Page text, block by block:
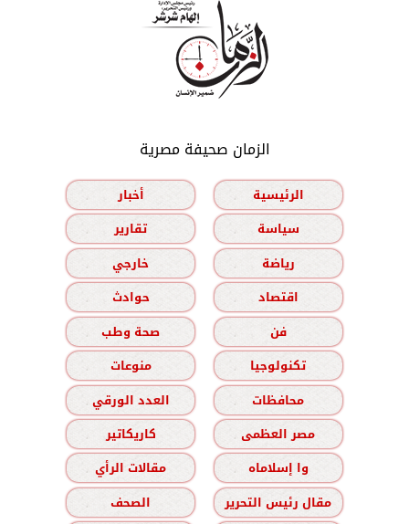
الزمان صحيفة مصرية
الرئيسية
أخبار
سياسة
تقارير
رياضة
خارجي
اقتصاد
حوادث
فن
صحة وطب
تكنولوجيا
منوعات
محافظات
العدد الورقي
مصر العظمى
كاريكاتير
وا إسلاماه
مقالات الرأي
مقال رئيس التحرير
الصحف